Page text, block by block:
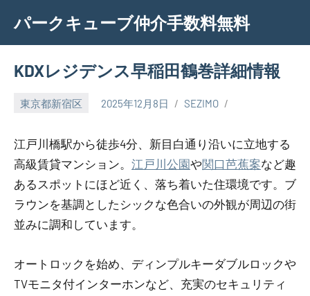
content
パークキューブ仲介手数料無料
KDXレジデンス早稲田鶴巻詳細情報
東京都新宿区 2025年12月8日 SEZIMO
江戸川橋駅から徒歩4分、新目白通り沿いに立地する
高級賃貸マンション。 江戸川公園や関口芭蕉案など趣
あるスポットにほど近く、落ち着いた住環境です。ブ
ラウンを基調としたシックな色合いの外観が周辺の街
並みに調和しています。
オートロックを始め、ディンプルキーダブルロックや
TVモニタ付インターホンなど、充実のセキュリティ